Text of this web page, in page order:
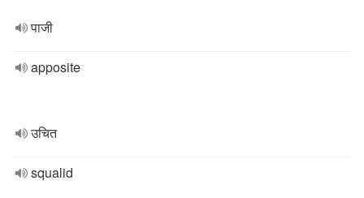
पाजी
apposite
उचित
squalid